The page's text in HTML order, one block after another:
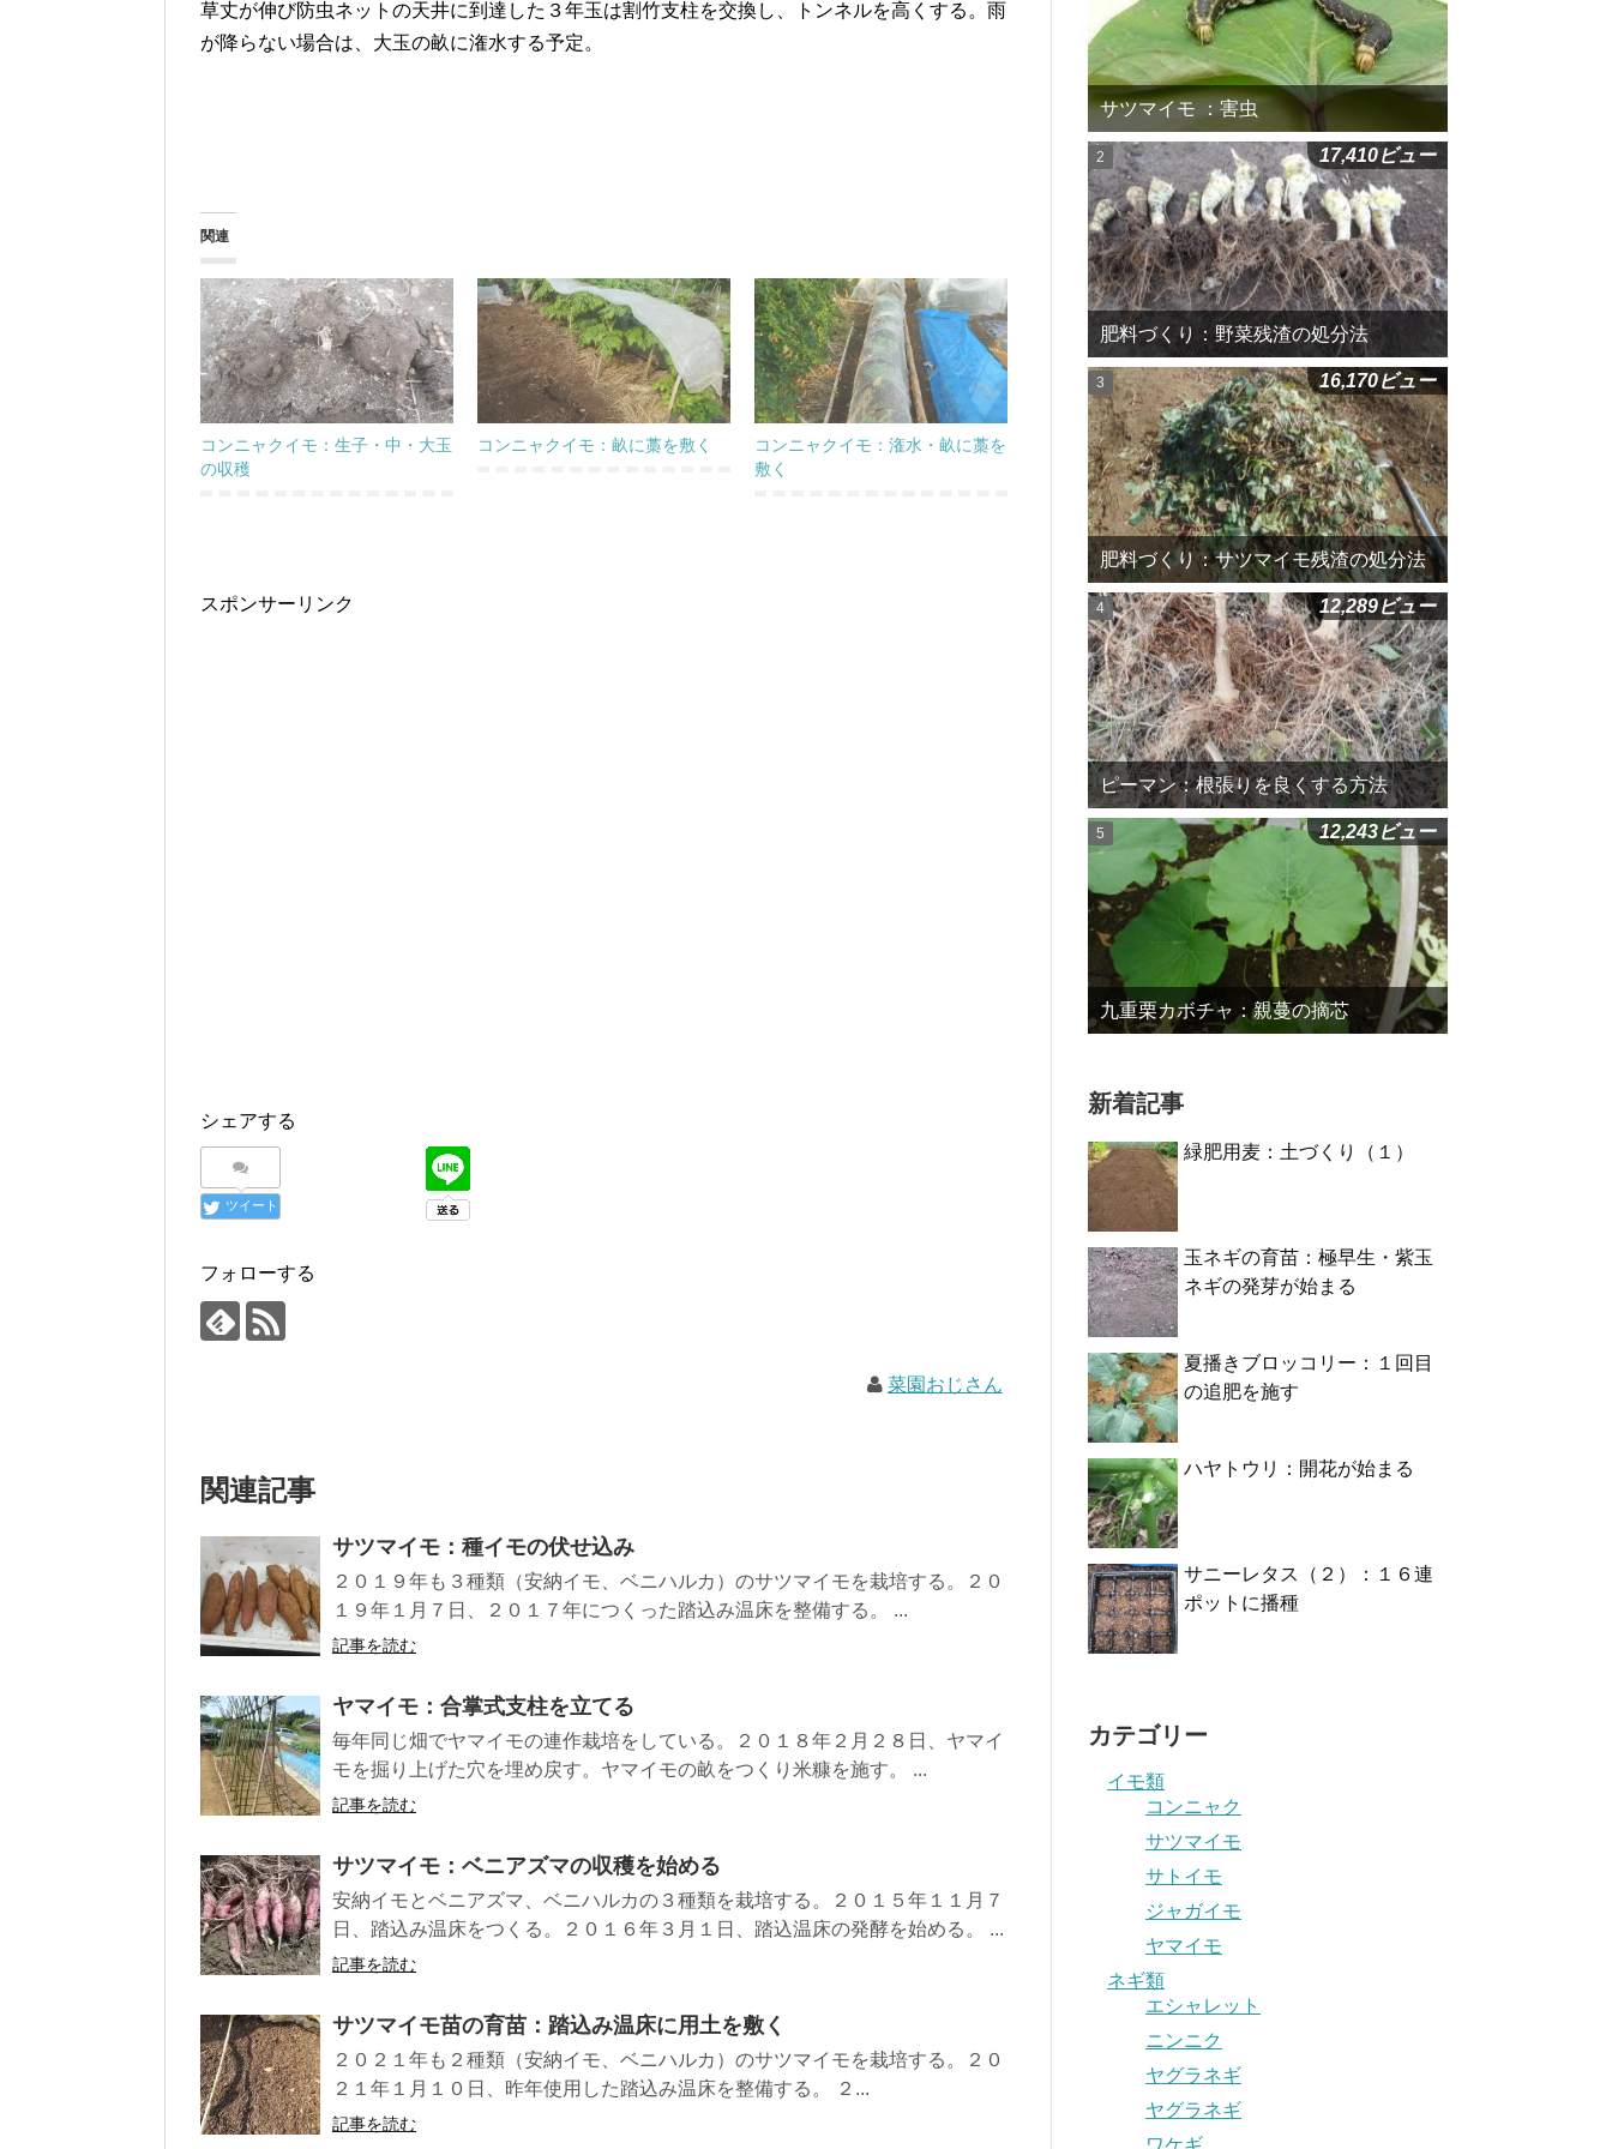
草丈が伸び防虫ネットの天井に到達した３年玉は割竹支柱を交換し、トンネルを高くする。雨
が降らない場合は、大玉の畝に潅水する予定。
関連
コンニャクイモ：生子・中・大玉
の収穫
コンニャクイモ：畝に藁を敷く
コンニャクイモ：潅水・畝に藁を
敷く
スポンサーリンク
シェアする
ツイート
フォローする
菜園おじさん
関連記事
サツマイモ：種イモの伏せ込み
２０１９年も３種類（安納イモ、ベニハルカ）のサツマイモを栽培する。２０
１９年１月７日、２０１７年につくった踏込み温床を整備する。 ...
記事を読む
ヤマイモ：合掌式支柱を立てる
毎年同じ畑でヤマイモの連作栽培をしている。２０１８年２月２８日、ヤマイ
モを掘り上げた穴を埋め戻す。ヤマイモの畝をつくり米糠を施す。 ...
記事を読む
サツマイモ：ベニアズマの収穫を始める
安納イモとベニアズマ、ベニハルカの３種類を栽培する。２０１５年１１月７
日、踏込み温床をつくる。２０１６年３月１日、踏込温床の発酵を始める。 ...
記事を読む
サツマイモ苗の育苗：踏込み温床に用土を敷く
２０２１年も２種類（安納イモ、ベニハルカ）のサツマイモを栽培する。２０
２１年１月１０日、昨年使用した踏込み温床を整備する。 ２...
記事を読む
サツマイモ ：害虫
肥料づくり：野菜残渣の処分法
17,410ビュー
肥料づくり：サツマイモ残渣の処分法
16,170ビュー
ピーマン：根張りを良くする方法
12,289ビュー
九重栗カボチャ：親蔓の摘芯
12,243ビュー
新着記事
緑肥用麦：土づくり（１）
玉ネギの育苗：極早生・紫玉
ネギの発芽が始まる
夏播きブロッコリー：１回目
の追肥を施す
ハヤトウリ：開花が始まる
サニーレタス（２）：１６連
ポットに播種
カテゴリー
イモ類
コンニャク
サツマイモ
サトイモ
ジャガイモ
ヤマイモ
ネギ類
エシャレット
ニンニク
ヤグラネギ
ヤグラネギ
ワケギ